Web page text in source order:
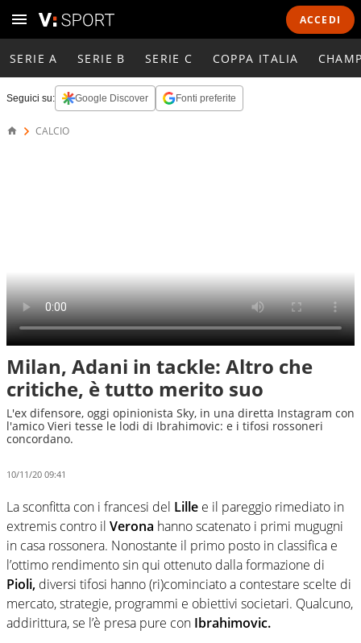
ACCEDI
SERIE A SERIE B SERIE C COPPA ITALIA
Seguici su: Google Discover Fonti preferite
CALCIO
Milan, Adani in tackle: Altro che
critiche, è tutto merito suo
L'ex difensore, oggi opinionista Sky, in una diretta Instagram con
l'amico Vieri tesse le lodi di Ibrahimovic: e i tifosi rossoneri
concordano.
10/11/20 09:41
La sconfitta con i francesi del Lille e il pareggio rimediato in
extremis contro il Verona hanno scatenato i primi mugugni
in casa rossonera. Nonostante il primo posto in classifica e
l’ottimo rendimento sin qui ottenuto dalla formazione di
Pioli, diversi tifosi hanno (ri)cominciato a contestare scelte di
mercato, strategie, programmi e obiettivi societari. Qualcuno,
addirittura, se l’è presa pure con Ibrahimovic.